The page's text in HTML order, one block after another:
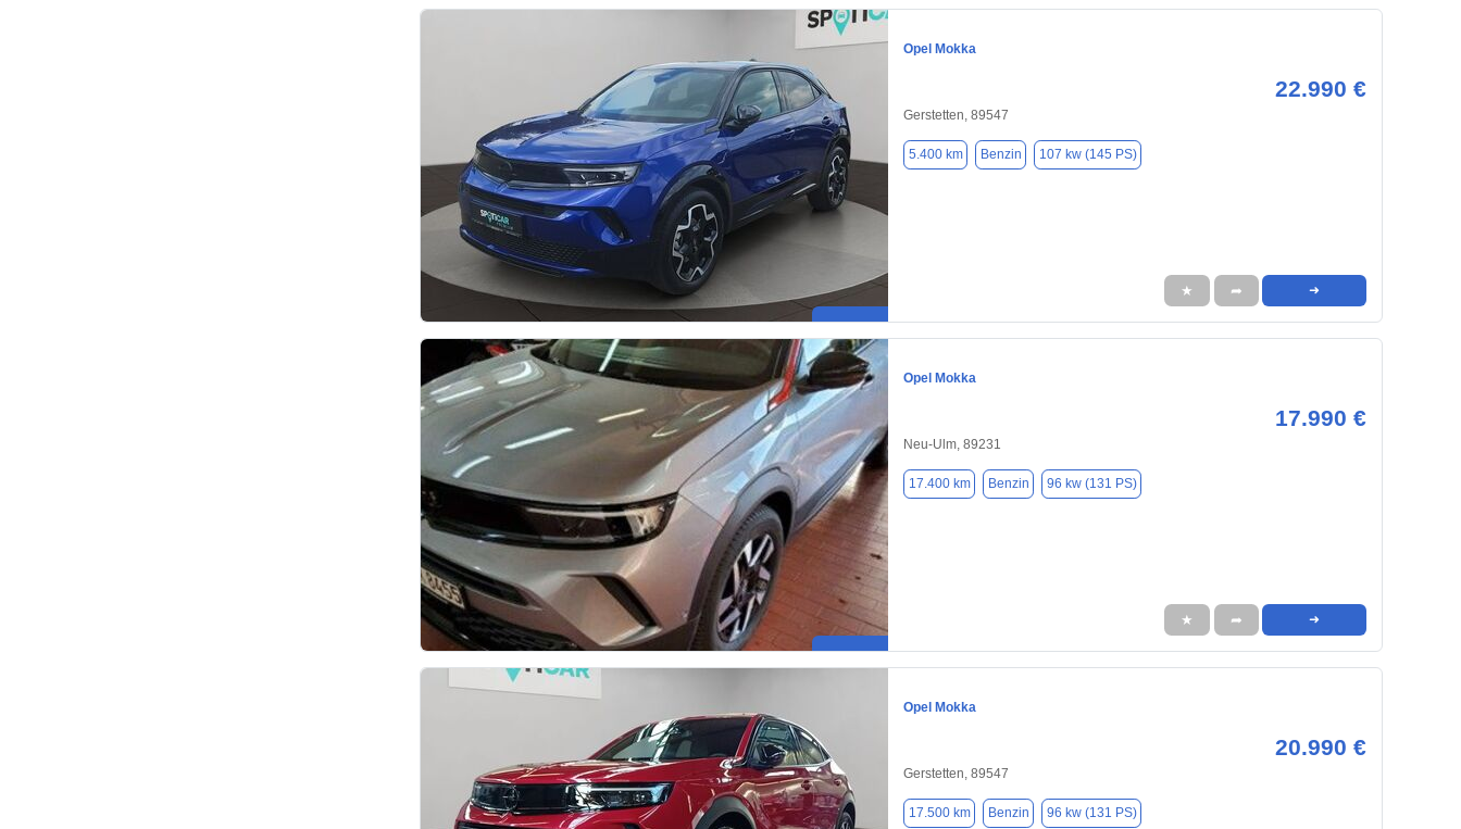
Opel Mokka
22.990 €
Gerstetten, 89547
5.400 km Benzin 107 kw (145 PS)
★ ➦ ➜
Opel Mokka
17.990 €
Neu-Ulm, 89231
17.400 km Benzin 96 kw (131 PS)
★ ➦ ➜
Opel Mokka
20.990 €
Gerstetten, 89547
17.500 km Benzin 96 kw (131 PS)